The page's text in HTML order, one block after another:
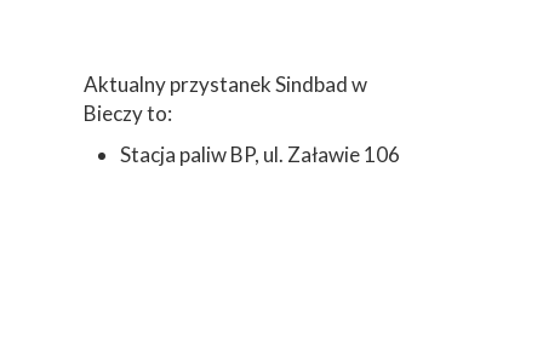
Aktualny przystanek Sindbad w
Bieczy to:
Stacja paliw BP, ul. Załawie 106